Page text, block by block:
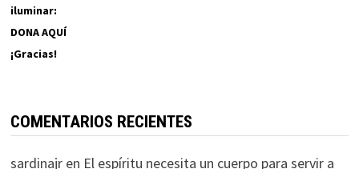
iluminar:
DONA AQUÍ
¡Gracias!
COMENTARIOS RECIENTES
sardinajren El espíritu necesita un cuerpo para servir a